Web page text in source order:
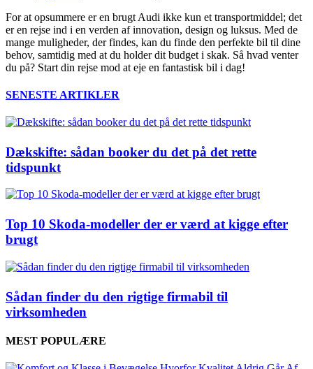
For at opsummere er en brugt Audi ikke kun et transportmiddel; det
er en rejse ind i en verden af innovation, design og luksus. Med de
mange muligheder, der findes, kan du finde den perfekte bil til dine
behov, samtidig med at du holder dit budget i skak. Så hvad venter
du på? Start din rejse mod at eje en fantastisk bil i dag!
SENESTE ARTIKLER
Dækskifte: sådan booker du det på det rette
tidspunkt
Top 10 Skoda-modeller der er værd at kigge efter
brugt
Sådan finder du den rigtige firmabil til
virksomheden
MEST POPULÆRE